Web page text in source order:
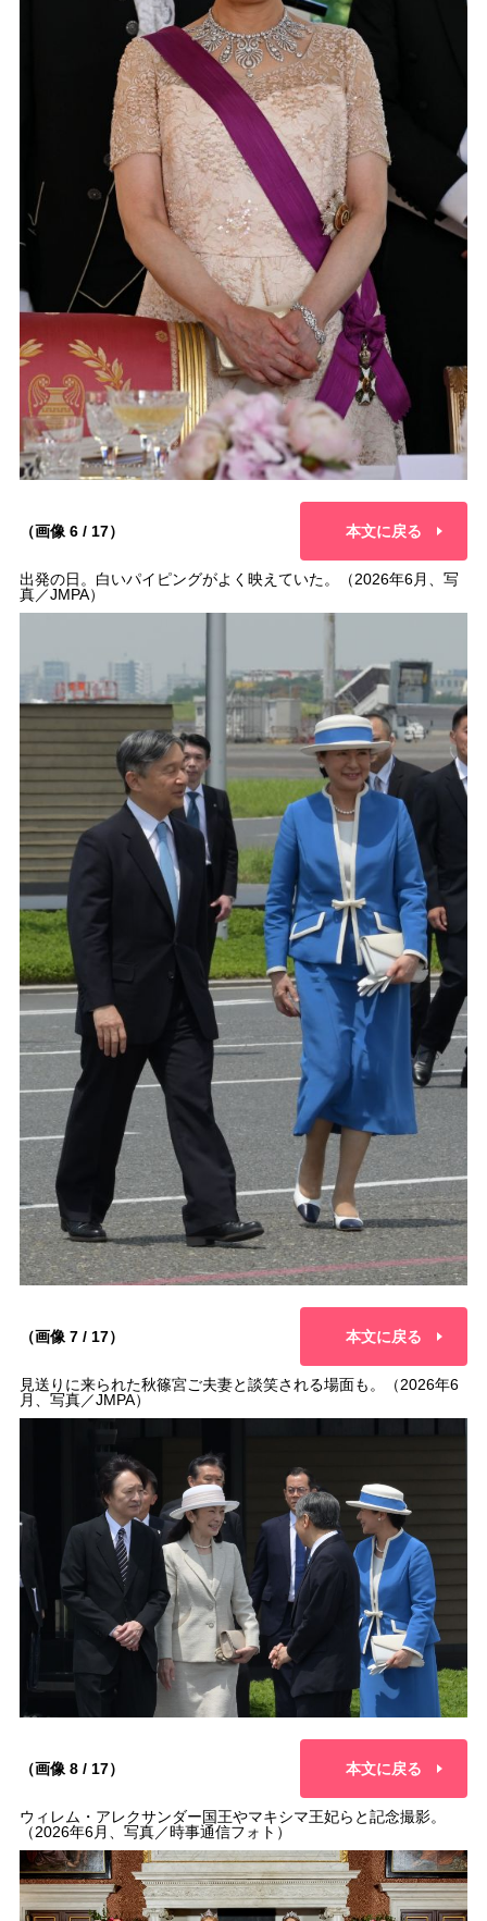
（画像 6 / 17） 本文に戻る
出発の日。白いパイピングがよく映えていた。（2026年6月、写
真／JMPA）
（画像 7 / 17） 本文に戻る
見送りに来られた秋篠宮ご夫妻と談笑される場面も。（2026年6
月、写真／JMPA）
（画像 8 / 17） 本文に戻る
ウィレム・アレクサンダー国王やマキシマ王妃らと記念撮影。
（2026年6月、写真／時事通信フォト）